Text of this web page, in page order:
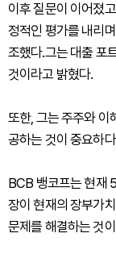
이후 질문이 이어졌
정적인 평가를 내리
조했다.그는 대출 포
것이라고 밝혔다.
또한, 그는 주주와 이
공하는 것이 중요하
BCB 뱅코프는 현재
장이 현재의 장부가
문제를 해결하는 것